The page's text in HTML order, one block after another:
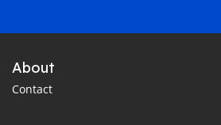
About
Contact